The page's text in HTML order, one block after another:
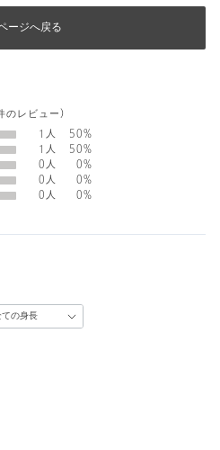
ージへ戻る
のレビュー)
1人
50%
1人
50%
0人
0%
0人
0%
0人
0%